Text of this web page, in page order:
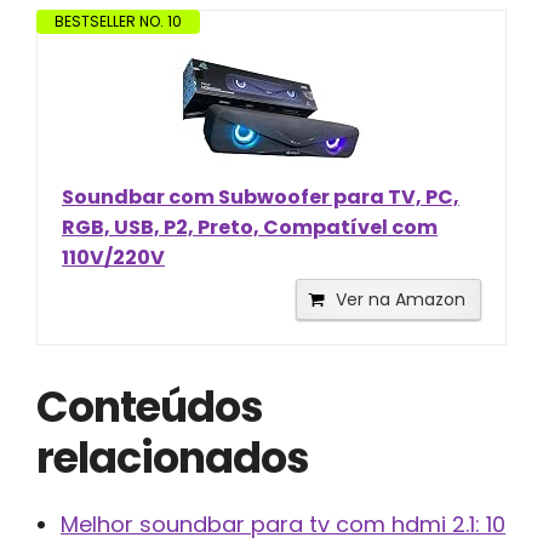
BESTSELLER NO. 10
Soundbar com Subwoofer para TV, PC,
RGB, USB, P2, Preto, Compatível com
110V/220V
Ver na Amazon
Conteúdos
relacionados
Melhor soundbar para tv com hdmi 2.1: 10